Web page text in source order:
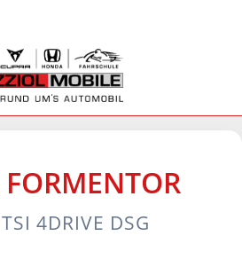
FORMENTOR
4DRIVE DSG